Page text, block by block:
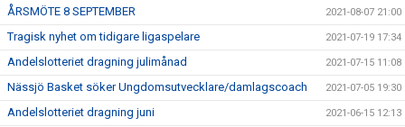
ÅRSMÖTE 8 SEPTEMBER 2021-08-07 21:00
Tragisk nyhet om tidigare ligaspelare 2021-07-19 17:34
Andelslotteriet dragning julimånad 2021-07-15 11:08
Nässjö Basket söker Ungdomsutvecklare/damlagscoach 2021-07-05 19:30
Andelslotteriet dragning juni 2021-06-15 12:13